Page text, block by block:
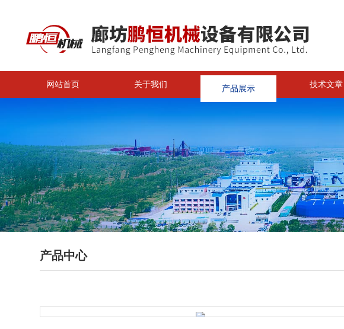
网站首页 关于我们 产品展示 技术文章
产品中心
< >